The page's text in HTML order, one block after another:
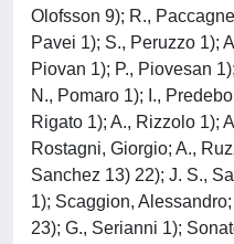
Olofsson 9); R.,
Pavei 1); S., Peruzzo 1);
Piovan 1); P., Piovesan
N., Pomaro 1); I.,
Rigato 1); A., Rizzolo 1);
Rostagni, Giorgio; A.,
Sanchez 13) 22); J. S.,
1); Scaggion,
23); G., Serianni 1);